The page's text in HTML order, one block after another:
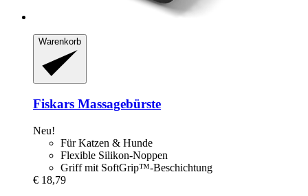
Warenkorb
Fiskars Massagebürste
Neu!
Für Katzen & Hunde
Flexible Silikon-Noppen
Griff mit SoftGrip™-Beschichtung
€ 18,79